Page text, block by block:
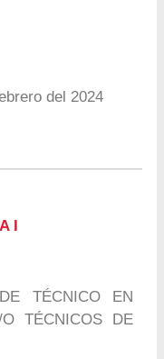
del 2024
I
TÉCNICO EN
O TÉCNICOS DE